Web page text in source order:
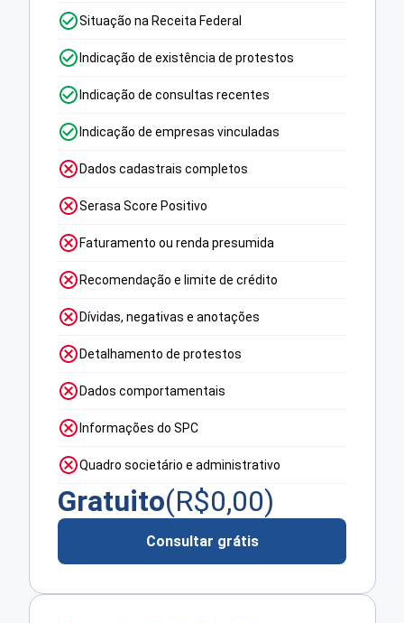
Situação na Receita Federal
Indicação de existência de protestos
Indicação de consultas recentes
Indicação de empresas vinculadas
Dados cadastrais completos
Serasa Score Positivo
Faturamento ou renda presumida
Recomendação e limite de crédito
Dívidas, negativas e anotações
Detalhamento de protestos
Dados comportamentais
Informações do SPC
Quadro societário e administrativo
Gratuito(R$0,00)
Consultar grátis